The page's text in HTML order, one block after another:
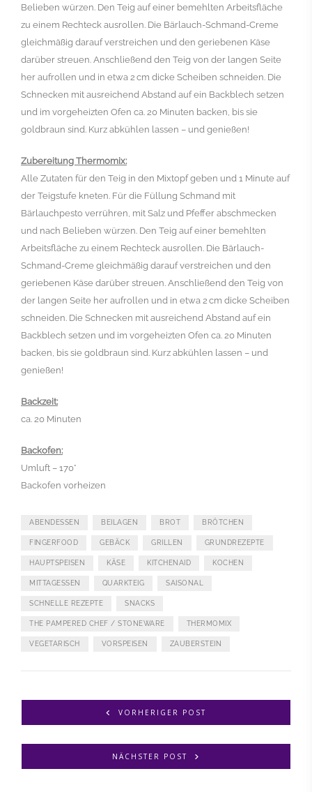
Belieben würzen. Den Teig auf einer bemehlten Arbeitsfläche
zu einem Rechteck ausrollen. Die Bärlauch-Schmand-Creme
gleichmäßig darauf verstreichen und den geriebenen Käse
darüber streuen. Anschließend den Teig von der langen Seite
her aufrollen und in etwa 2 cm dicke Scheiben schneiden. Die
Schnecken mit ausreichend Abstand auf ein Backblech setzen
und im vorgeheizten Ofen ca. 20 Minuten backen, bis sie
goldbraun sind. Kurz abkühlen lassen – und genießen!
Zubereitung Thermomix:
Alle Zutaten für den Teig in den Mixtopf geben und 1 Minute auf
der Teigstufe kneten. Für die Füllung Schmand mit
Bärlauchpesto verrühren, mit Salz und Pfeffer abschmecken
und nach Belieben würzen. Den Teig auf einer bemehlten
Arbeitsfläche zu einem Rechteck ausrollen. Die Bärlauch-
Schmand-Creme gleichmäßig darauf verstreichen und den
geriebenen Käse darüber streuen. Anschließend den Teig von
der langen Seite her aufrollen und in etwa 2 cm dicke Scheiben
schneiden. Die Schnecken mit ausreichend Abstand auf ein
Backblech setzen und im vorgeheizten Ofen ca. 20 Minuten
backen, bis sie goldbraun sind. Kurz abkühlen lassen – und
genießen!
Backzeit:
ca. 20 Minuten
Backofen:
Umluft – 170°
Backofen vorheizen
ABENDESSEN BEILAGEN BROT BRÖTCHEN
FINGERFOOD GEBÄCK GRILLEN GRUNDREZEPTE
HAUPTSPEISEN KÄSE KITCHENAID KOCHEN
MITTAGESSEN QUARKTEIG SAISONAL
SCHNELLE REZEPTE SNACKS
THE PAMPERED CHEF / STONEWARE THERMOMIX
VEGETARISCH VORSPEISEN ZAUBERSTEIN
VORHERIGER POST
NÄCHSTER POST